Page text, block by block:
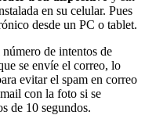
en su celular. Pues
desde un PC o tablet.
de intentos de
se envíe el correo, lo
evitar el spam en correo
con la foto si se
de 10 segundos.